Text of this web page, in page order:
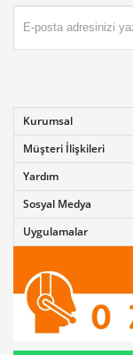
Kurumsal
Müşteri İlişkileri
Yardım
Sosyal Medya
Uygulamalar